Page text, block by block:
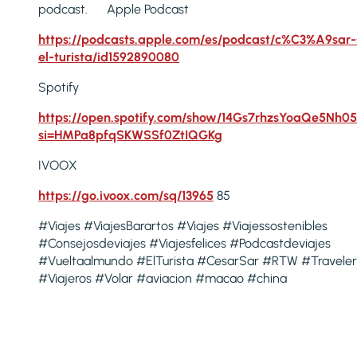
podcast. Apple Podcast
https://podcasts.apple.com/es/podcast/
el-turista/id1592890080
Spotify
https://open.spotify.com/show/
si=HMPa8pfqSKWSSf0ZtIQGKg
IVOOX
https://go.ivoox.com/sq/13965 85
#Viajes #ViajesBarartos #Viajes #Viajessostenibles
#Consejosdeviajes #Viajesfelices #Podcastdeviajes
#Vueltaalmundo #ElTurista #CesarSar #RTW #Traveler
#Viajeros #Volar #aviacion #macao #china